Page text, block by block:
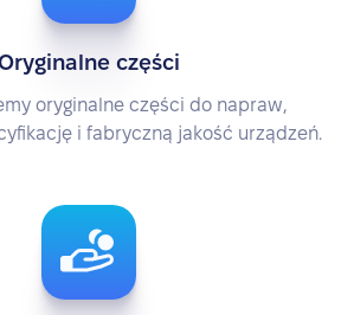
części
oryginalne części do napraw,
i fabryczną jakość urządzeń.